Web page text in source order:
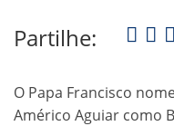
Partilhe:
O Papa Francisco
Américo Aguiar como